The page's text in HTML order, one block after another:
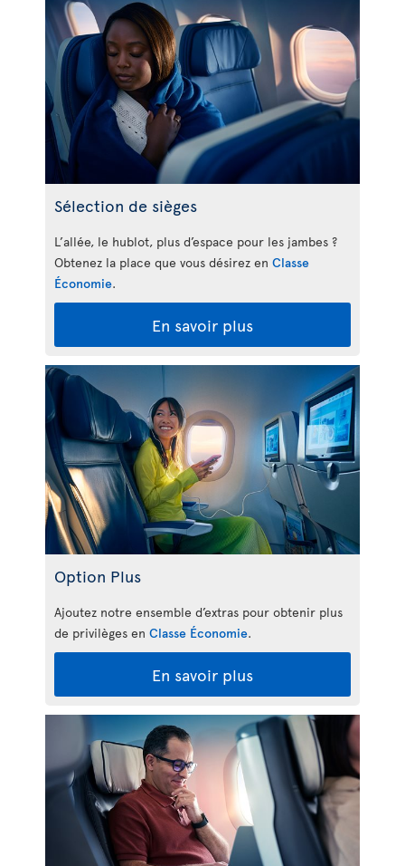
Sélection de sièges
L’allée, le hublot, plus d’espace pour les jambes ?
Obtenez la place que vous désirez en Classe
Économie.
En savoir plus
Option Plus
Ajoutez notre ensemble d’extras pour obtenir plus
de privilèges en Classe Économie.
En savoir plus